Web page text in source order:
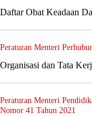
Daftar Obat Keadaan
Peraturan Menteri
Organisasi dan Tata
Peraturan Menteri
Nomor 41 Tahun 2021